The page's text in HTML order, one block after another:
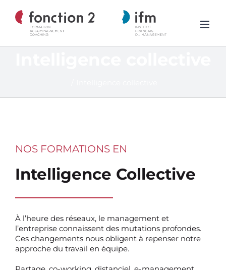
content
NOS FORMATIONS EN
Intelligence Collective
À l’heure des réseaux, le management et
l’entreprise connaissent des mutations profondes.
Ces changements nous obligent à repenser notre
approche du travail en équipe.